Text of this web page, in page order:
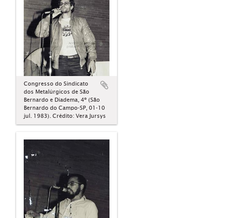
Congresso do Sindicato
dos Metalúrgicos de São
Bernardo e Diadema, 4º (São
Bernardo do Campo-SP, 01-10
jul. 1983). Crédito: Vera Jursys